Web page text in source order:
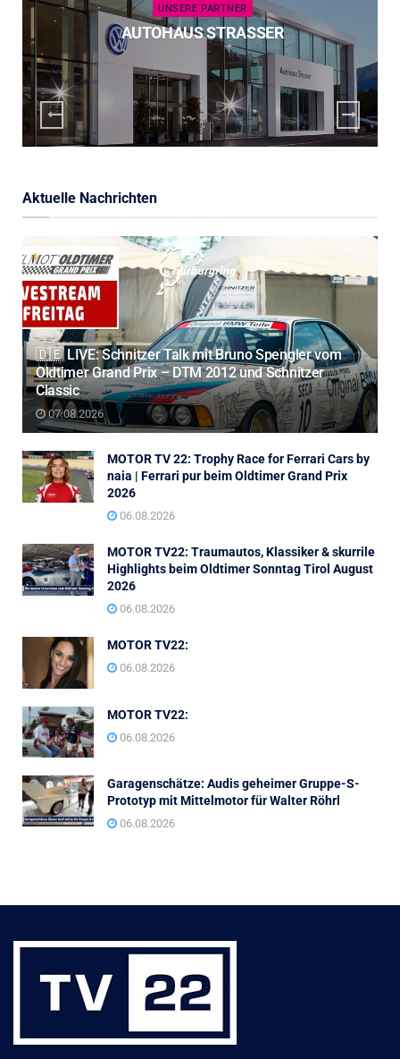
UNSERE PARTNER
AUTOHAUS STRASSER
Aktuelle Nachrichten
🇩🇪 LIVE: Schnitzer Talk mit Bruno Spengler vom
Oldtimer Grand Prix – DTM 2012 und Schnitzer
Classic
07.08.2026
MOTOR TV 22: Trophy Race for Ferrari Cars by
naia | Ferrari pur beim Oldtimer Grand Prix
2026
06.08.2026
MOTOR TV22: Traumautos, Klassiker & skurrile
Highlights beim Oldtimer Sonntag Tirol August
2026
06.08.2026
MOTOR TV22:
06.08.2026
MOTOR TV22:
06.08.2026
Garagenschätze: Audis geheimer Gruppe-S-
Prototyp mit Mittelmotor für Walter Röhrl
06.08.2026